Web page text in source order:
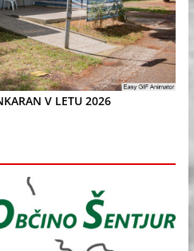
V LETU 2026